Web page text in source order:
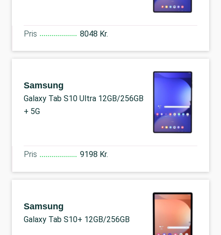
Pris 8048 Kr.
Samsung
Galaxy Tab S10 Ultra 12GB/256GB
+ 5G
Pris 9198 Kr.
Samsung
Galaxy Tab S10+ 12GB/256GB